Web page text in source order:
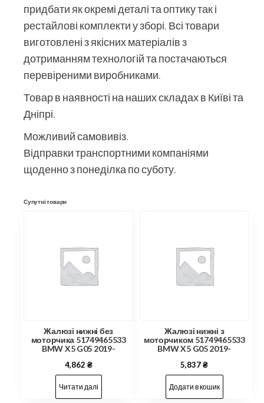
придбати як окремі деталі та оптику так і
рестайлові комплекти у зборі. Всі товари
виготовлені з якісних матеріалів з
дотриманням технологій та постачаються
перевіреними виробниками.
Товар в наявності на наших складах в Київі та
Дніпрі.
Можливий самовивіз.
Відправки транспортними компаніями
щоденно з понеділка по суботу.
Супутні товари
Жалюзі нижні без
моторчика 51749465533
BMW X5 G05 2019-
4,862 ₴
Читати далі
Жалюзі нижні з
моторчиком 51749465533
BMW X5 G05 2019-
5,837₴
Додати в кошик